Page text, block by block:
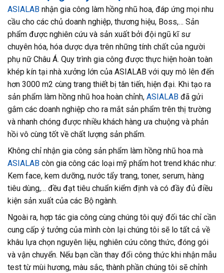
ASIALAB nhận gia công làm hồng nhũ hoa, đáp ứng mọi nhu
cầu cho các chủ doanh nghiệp, thương hiệu, Boss,… Sản
phẩm được nghiên cứu và sản xuất bởi đội ngũ kĩ sư
chuyên hóa, hóa dược dựa trên những tính chất của người
phụ nữ Châu Á. Quy trình gia công được thực hiện hoàn toàn
khép kín tại nhà xưởng lớn của ASIALAB với quy mô lên đến
hơn 3000 m2 cùng trang thiết bị tân tiến, hiện đại. Khi tạo ra
sản phẩm làm hồng nhũ hoa hoàn chỉnh, ASIALAB đã gửi
gắm các doanh nghiệp cho ra mắt sản phẩm trên thị trường
và nhanh chóng được nhiều khách hàng ưa chuộng và phản
hồi vô cùng tốt về chất lượng sản phẩm.
Không chỉ nhận gia công sản phẩm làm hồng nhũ hoa mà
ASIALAB còn gia công các loại mỹ phẩm hot trend khác như:
Kem face, kem dưỡng, nước tẩy trang, toner, serum, hàng
tiêu dùng,… đều đạt tiêu chuẩn kiểm định và có đầy đủ điều
kiện sản xuất của các Bộ ngành.
Ngoài ra, hợp tác gia công cùng chúng tôi quý đối tác chỉ cần
cung cấp ý tưởng của mình còn lại chúng tôi sẽ lo tất cả về
khâu lựa chọn nguyên liệu, nghiên cứu công thức, đóng gói
và vận chuyển. Nếu bạn cần thay đổi công thức khi nhận mẫu
test từ mùi hương, màu sắc, thành phần chúng tôi sẽ chỉnh